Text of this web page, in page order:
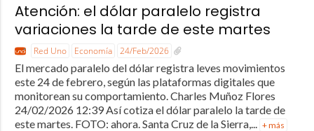
Atención: el dólar paralelo registra
variaciones la tarde de este martes
Red Uno Economía 24/Feb/2026
El mercado paralelo del dólar registra leves movimientos
este 24 de febrero, según las plataformas digitales que
monitorean su comportamiento. Charles Muñoz Flores
24/02/2026 12:39 Así cotiza el dólar paralelo la tarde de
este martes. FOTO: ahora. Santa Cruz de la Sierra,...
+ más